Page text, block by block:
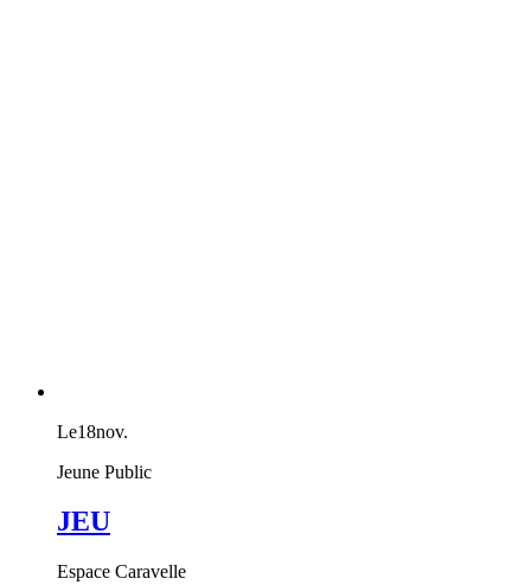
Le18nov.
Jeune Public
JEU
Espace Caravelle